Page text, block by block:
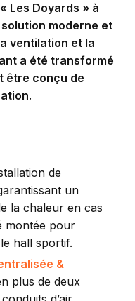
Les Doyards » à
moderne et
ventilation et la
a été transformé
être conçu de
de
un
la chaleur en cas
montée pour
hall sportif.
&
plus de deux